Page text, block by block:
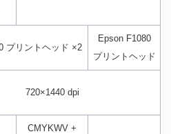
プリントヘッド ×2
Epson F1080
プリントヘッド
720×1440 dpi
CMYKWV +